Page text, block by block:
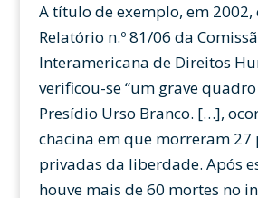
A título de exemplo, em 2002,
Relatório n.º 81/06 da
Interamericana de Direitos
verificou-se “um grave
Presídio Urso Branco. […],
chacina em que morreram 27
privadas da liberdade. Após
houve mais de 60 mortes no